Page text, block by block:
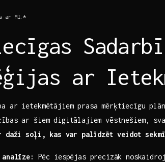
‍ar MI.*
ar
ar‍ ietekmētājiem prasa mērķtiecīgu
ar šiem digitālajiem vēstnešiem,
soļi, kas var‍ palīdzēt⁤ veidot
Pēc iespējas precīzāk